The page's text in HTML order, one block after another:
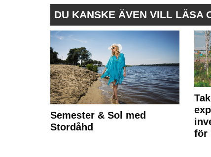
DU KANSKE ÄVEN VILL LÄSA
Semester & Sol med
Stordåhd
för